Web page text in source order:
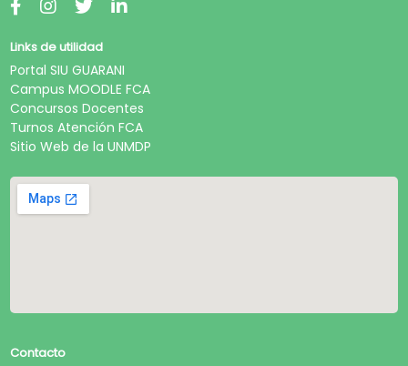
Links de utilidad
Portal SIU GUARANI
Campus MOODLE FCA
Concursos Docentes
Turnos Atención FCA
Sitio Web de la UNMDP
Contacto